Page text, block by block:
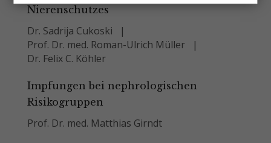
Nierenschutzes
Dr. Sadrija Cukoski
Prof. Dr. med. Roman-Ulrich Müller
Dr. Felix C. Köhler
Impfungen bei nephrologischen
Risikogruppen
Prof. Dr. med. Matthias Girndt